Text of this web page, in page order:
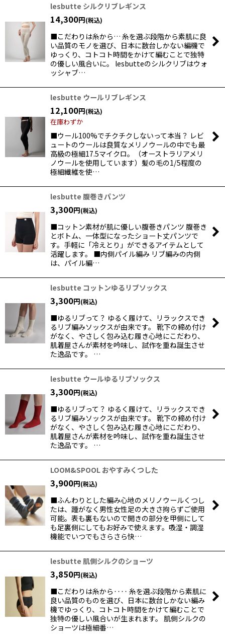
lesbutte シルクリブレギンス
14,300円(税込)
■こだわりは糸から… 糸を選ぶ段階から素肌に良
い品質のモノを選び、日本に数台しかない編機で
ゆっくり、コトコト時間をかけて編むことで独特
の優しい風合いに。 lesbutteのシルクリブはウォ
ッシャブ…
lesbutte ウールリブレギンス
12,100円(税込)
在庫わずか
■ウール100%でチクチクしないって本当？ レビ
ュートのウールは良質なメリノウールの中でも最
高級の極細17.5マイクロ。（オーストラリアメリ
ノウールを使用しています）髪の毛の1/5程度の
極細繊維を使…
lesbutte 腹巻きパンツ
3,300円(税込)
■コットン素材が肌に優しい腹巻きパンツ 腹巻き
とボトム、一体型になったショート丈パンツで
す。手軽に「冷えとり」ができるアイテムとして
活躍します。 ■内側パイル編み リブ編みの内側
は、パイル編…
lesbutte コットンゆるリブソックス
3,300円(税込)
■ゆるリブって？ ゆるく履けて、リラックスでき
るリブ編みソックスが由来です。 靴下の締め付け
がなく、やさしく包み込む履き心地にこだわり、
肌着屋さんが素材を吟味し、試作を重ね誕生させ
た逸品です。 …
lesbutte ウールゆるリブソックス
3,300円(税込)
■ゆるリブって？ ゆるく履けて、リラックスでき
るリブ編みソックスが由来です。 靴下の締め付け
がなく、やさしく包み込む履き心地にこだわり、
肌着屋さんが素材を吟味し、試作を重ね誕生させ
た逸品です。 …
LOOM&SPOOL おやすみくつした
3,900円(税込)
■ふんわりとした編み心地のメリノウールくつし
たは、踵がなく男性女性足の大きさ拘らずご使用
可能。表も裏もないので開きの部分を甲側にして
も足裏側にしてもお好みで使えます。吸湿・調湿
機能でいつでもさらさら快…
lesbutte 肌側シルクのショーツ
3,850円(税込)
■こだわりは糸から‥‥ 糸を選ぶ段階から素肌に
良い品質のものを選び、日本に数台しかない編み
機でゆっくり、コトコト時間をかけて編むことで
独特の優しい風合いが生まれます。 肌側シルクの
ショーツは極細番…